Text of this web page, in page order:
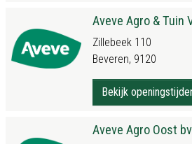
Aveve Agro & Tuin
Zillebeek 110
Beveren, 9120
Bekijk
Aveve Agro Oost